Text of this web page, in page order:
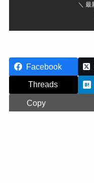
＼ 最
Facebook
Threads
Copy